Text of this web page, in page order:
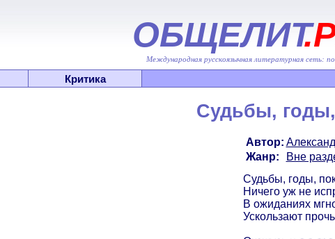
ОБЩЕЛИТ
Международная русскоязычная литературная сеть:
Критика
Судьбы,
Автор:
Жанр:
Вне
Судьбы, годы,
Ничего уж не
В ожиданиях
Ускользают